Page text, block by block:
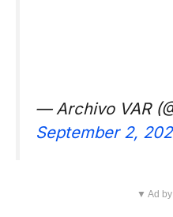
— Archivo VAR
September 2,
▼ Ad